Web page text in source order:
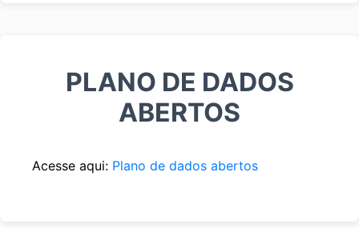
PLANO DE DADOS
ABERTOS
Acesse aqui: Plano de dados abertos